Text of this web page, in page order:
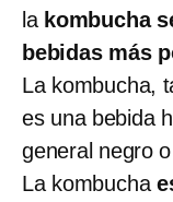
lakombucha
bebidas más
La kombucha,
es una bebida
general negro
La kombucha